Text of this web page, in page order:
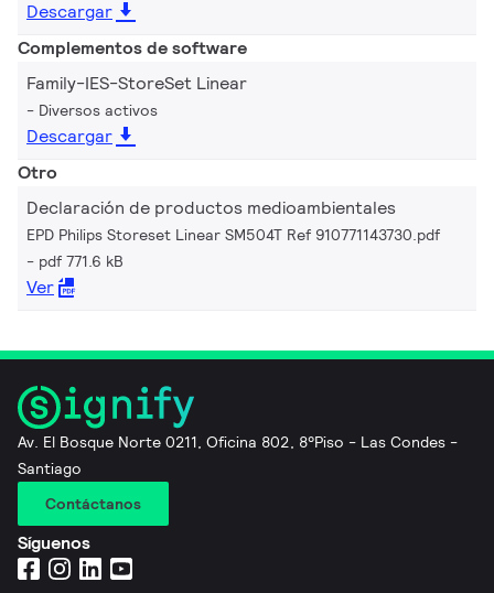
Descargar
Complementos de software
Family-IES-StoreSet Linear
Diversos activos
Descargar
Otro
Declaración de productos medioambientales
EPD Philips Storeset Linear SM504T Ref 910771143730.pdf
pdf 771.6 kB
Ver
Av. El Bosque Norte 0211, Oficina 802, 8°Piso - Las Condes -
Santiago
Contáctanos
Síguenos